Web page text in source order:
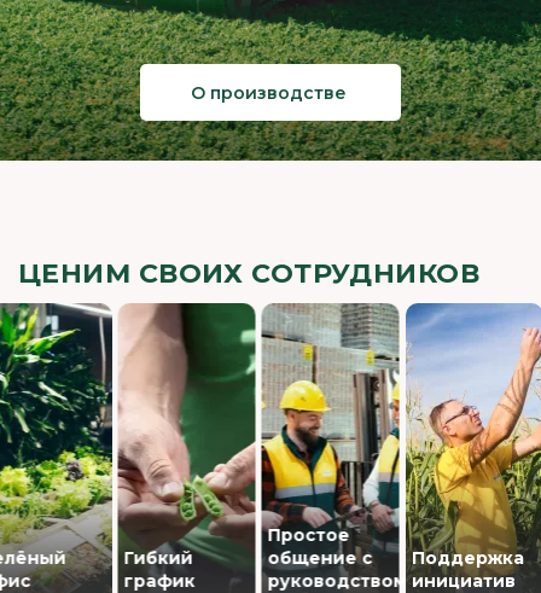
О производстве
ЦЕНИМ СВОИХ СОТРУДНИКОВ
Гибкий
график
Простое
общение с
руководством
Поддержка
инициатив